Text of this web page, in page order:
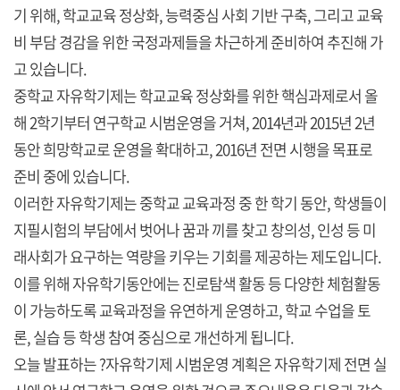
기 위해, 학교교육 정상화, 능력중심 사회 기반 구축, 그리고 교육
비 부담 경감을 위한 국정과제들을 차근하게 준비하여 추진해 가
고 있습니다.
중학교 자유학기제는 학교교육 정상화를 위한 핵심과제로서 올
해 2학기부터 연구학교 시범운영을 거쳐, 2014년과 2015년 2년
동안 희망학교로 운영을 확대하고, 2016년 전면 시행을 목표로
준비 중에 있습니다.
이러한 자유학기제는 중학교 교육과정 중 한 학기 동안, 학생들이
지필시험의 부담에서 벗어나 꿈과 끼를 찾고 창의성, 인성 등 미
래사회가 요구하는 역량을 키우는 기회를 제공하는 제도입니다.
이를 위해 자유학기동안에는 진로탐색 활동 등 다양한 체험활동
이 가능하도록 교육과정을 유연하게 운영하고, 학교 수업을 토
론, 실습 등 학생 참여 중심으로 개선하게 됩니다.
오늘 발표하는 ?자유학기제 시범운영 계획은 자유학기제 전면 실